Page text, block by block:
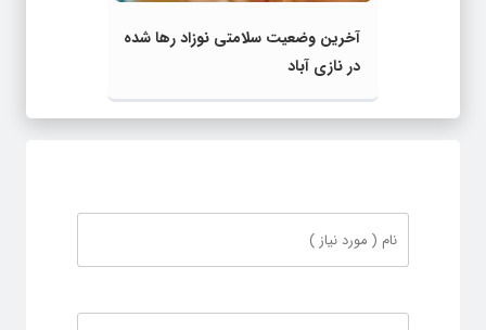
آخرین وضعیت سلامتی نوزاد رها شده
در نازی‌ آباد